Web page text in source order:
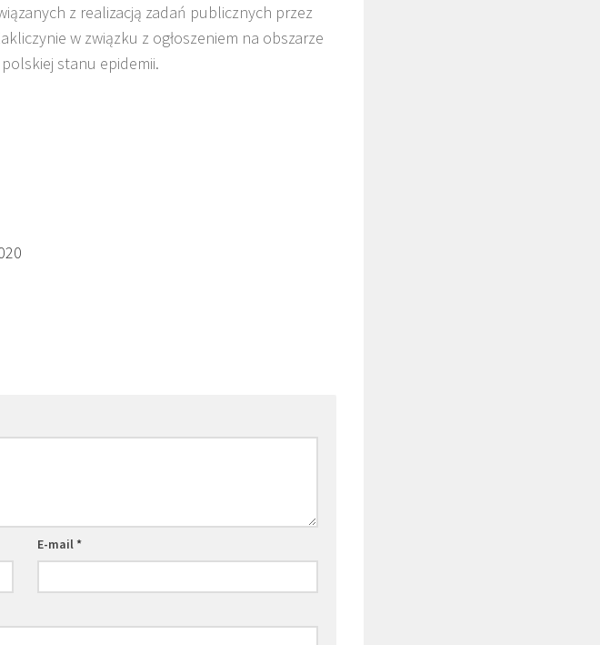
z realizacją zadań publicznych przez
w związku z ogłoszeniem na obszarze
stanu epidemii.
E-mail*